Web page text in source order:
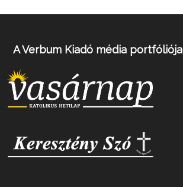
A Verbum Kiadó média portfóliója